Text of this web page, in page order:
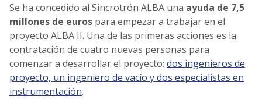
Se ha concedido al Sincrotrón ALBA una ayuda de 7,5
millones de euros para empezar a trabajar en el
proyecto ALBA II. Una de las primeras acciones es la
contratación de cuatro nuevas personas para
comenzar a desarrollar el proyecto: dos ingenieros de
proyecto, un ingeniero de vacío y dos especialistas en
instrumentación.